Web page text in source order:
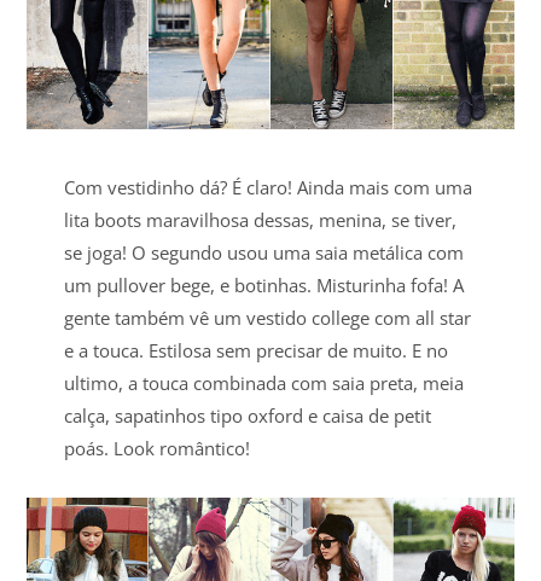
Com vestidinho dá? É claro! Ainda mais com uma
lita boots maravilhosa dessas, menina, se tiver,
se joga! O segundo usou uma saia metálica com
um pullover bege, e botinhas. Misturinha fofa! A
gente também vê um vestido college com all star
e a touca. Estilosa sem precisar de muito. E no
ultimo, a touca combinada com saia preta, meia
calça, sapatinhos tipo oxford e caisa de petit
poás. Look romântico!